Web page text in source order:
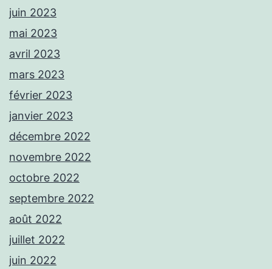
juin 2023
mai 2023
avril 2023
mars 2023
février 2023
janvier 2023
décembre 2022
novembre 2022
octobre 2022
septembre 2022
août 2022
juillet 2022
juin 2022